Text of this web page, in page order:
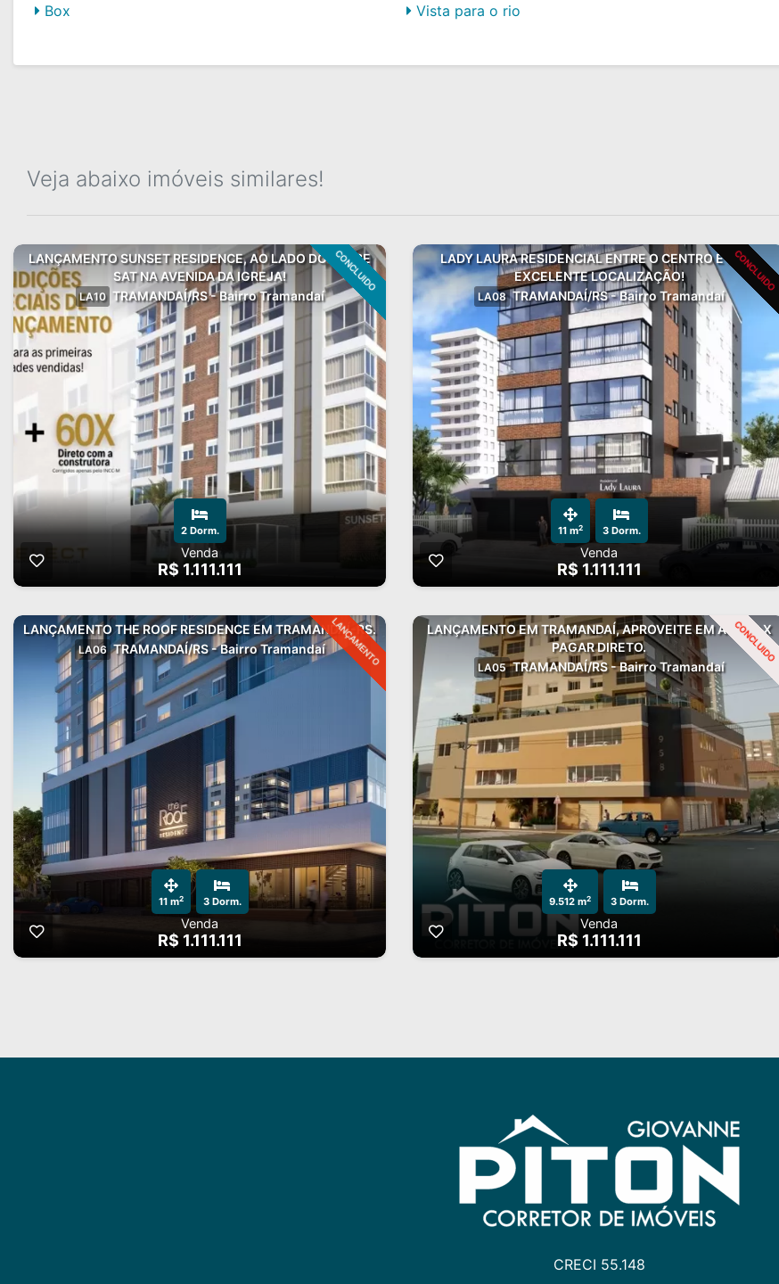
Box Vista para o rio
Veja abaixo imóveis similares!
CONCLUIDO
LANÇAMENTO SUNSET RESIDENCE, AO LADO DO CLUBE
SAT NA AVENIDA DA IGREJA!
LA10 TRAMANDAÍ/RS - Bairro Tramandaí
2 Dorm.
Venda
R$ 1.111.111
CONCLUIDO
LADY LAURA RESIDENCIAL ENTRE O CENTRO E MAR,
EXCELENTE LOCALIZAÇÃO!
LA08 TRAMANDAÍ/RS - Bairro Tramandaí
11 m2 3 Dorm.
Venda
R$ 1.111.111
LANÇAMENTO
LANÇAMENTO THE ROOF RESIDENCE EM TRAMANDAÍ-RS.
LA06 TRAMANDAÍ/RS - Bairro Tramandaí
11 m2 3 Dorm.
Venda
R$ 1.111.111
CONCLUIDO
LANÇAMENTO EM TRAMANDAÍ, APROVEITE EM ATÉ 60 X
PAGAR DIRETO.
LA05 TRAMANDAÍ/RS - Bairro Tramandaí
9.512 m2 3 Dorm.
Venda
R$ 1.111.111
CRECI 55.148